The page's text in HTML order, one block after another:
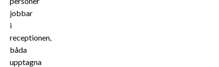
jobbar
i
receptionen,
båda
upptagna